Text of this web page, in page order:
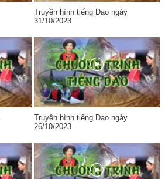
Truyền hình tiếng Dao ngày
31/10/2023
Truyền hình tiếng Dao ngày
26/10/2023